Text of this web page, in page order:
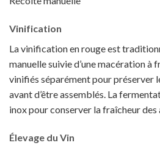
Vinification
La vinification en rouge est
manuelle suivie d’une macération à
vinifiés séparément pour préserver
avant d’être assemblés. La
inox pour conserver la fraîcheur des
Élevage du Vin